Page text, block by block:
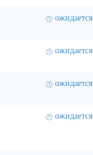
ожидается
ожидается
ожидается
ожидается